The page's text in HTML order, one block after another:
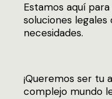
Estamos aquí
soluciones
necesidades.
¡Queremos ser tu
complejo mundo